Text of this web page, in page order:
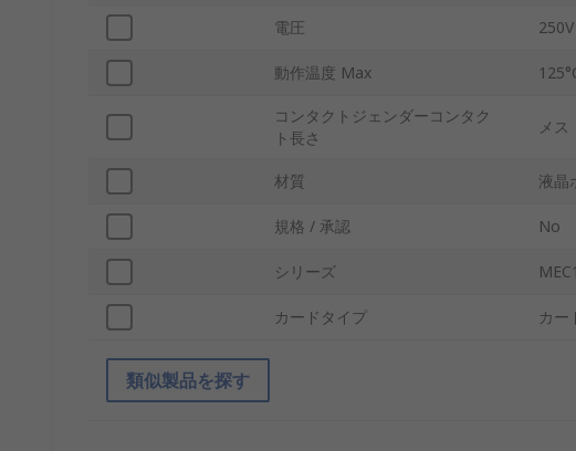
電圧 250V
動作温度 Max
コンタクトジェンダーコンタク
ト長さ
メス
材質 液晶
規格 / 承認 No
シリーズ
カードタイプ カー
類似製品を探す